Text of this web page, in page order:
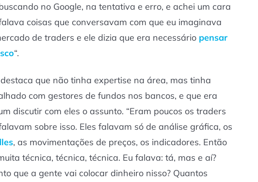
no Google, na tentativa e erro, e achei um cara
coisas que conversavam com que eu imaginava
de traders e ele dizia que era necessário pensar
“.
destaca que não tinha expertise na área, mas tinha
com gestores de fundos nos bancos, e que era
discutir com eles o assunto. “Eram poucos os traders
sobre isso. Eles falavam só de análise gráfica, os
, as movimentações de preços, os indicadores. Então
técnica, técnica, técnica. Eu falava: tá, mas e aí?
que a gente vai colocar dinheiro nisso? Quantos